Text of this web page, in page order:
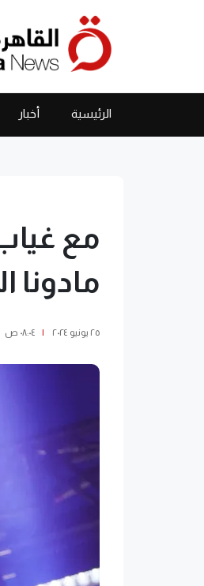
الرئيسية أخبار
مع
مادونا
٢٥ يونيو ٢٠٢٤ | ٠٨:٠٤ ص